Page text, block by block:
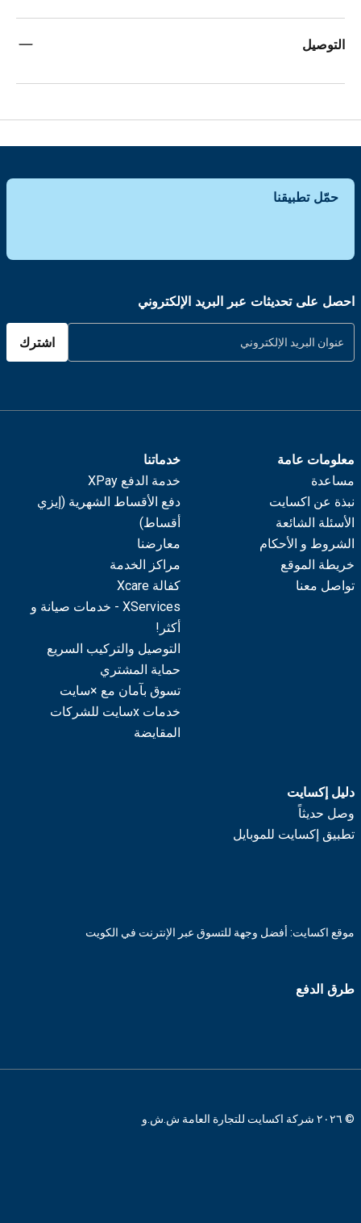
التوصيل
حمّل تطبيقنا
احصل على تحديثات عبر البريد الإلكتروني
اشترك
معلومات عامة
مساعدة
نبذة عن اكسايت
الأسئلة الشائعة
الشروط و الأحكام
خريطة الموقع
تواصل معنا
خدماتنا
خدمة الدفع XPay
دفع الأقساط الشهرية (إيزي
أقساط)
معارضنا
مراكز الخدمة
كفالة Xcare
XServices - خدمات صيانة و
أكثر!
التوصيل والتركيب السريع
حماية المشتري
تسوق بآمان مع ×سايت
خدمات xسايت للشركات
المقايضة
دليل إكسايت
وصل حديثاً
تطبيق إكسايت للموبايل
موقع اكسايت: أفضل وجهة للتسوق عبر الإنترنت في الكويت
طرق الدفع
© ٢٠٢٦ شركة اكسايت للتجارة العامة ش.ش.و